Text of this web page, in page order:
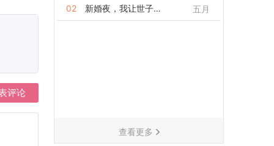
评论
02 新婚夜，我让世子断了后 五月
查看更多